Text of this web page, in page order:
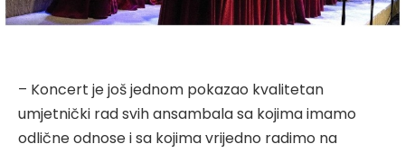
– Koncert je još jednom pokazao kvalitetan
umjetnički rad svih ansambala sa kojima imamo
odlične odnose i sa kojima vrijedno radimo na